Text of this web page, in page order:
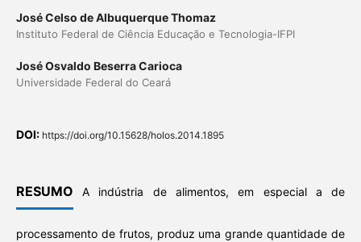
José Celso de Albuquerque Thomaz
Instituto Federal de Ciência Educação e Tecnologia-IFPI
José Osvaldo Beserra Carioca
Universidade Federal do Ceará
DOI: https://doi.org/10.15628/holos.2014.1895
RESUMO A indústria de alimentos, em especial a de
processamento de frutos, produz uma grande quantidade de